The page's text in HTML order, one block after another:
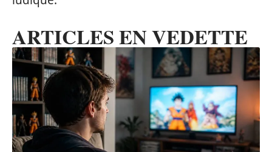
ARTICLES EN VEDETTE